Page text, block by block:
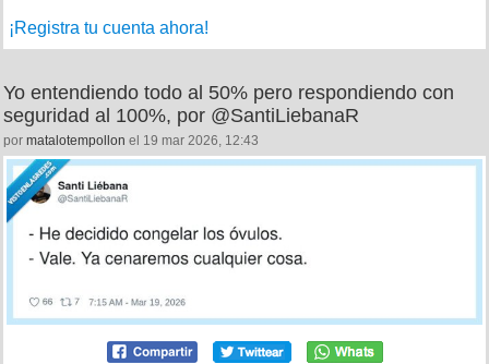
¡Registra tu cuenta ahora!
Yo entendiendo todo al 50% pero respondiendo con
seguridad al 100%, por @SantiLiebanaR
por matalotempollon el 19 mar 2026, 12:43